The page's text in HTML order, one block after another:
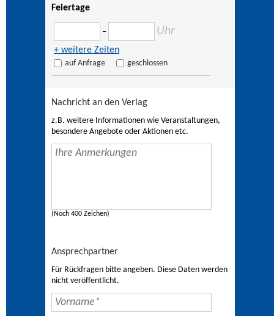
Feiertage
– Uhr
+ weitere Zeiten
auf Anfrage geschlossen
Nachricht an den Verlag
z.B. weitere Informationen wie Veranstaltungen,
besondere Angebote oder Aktionen etc.
(Noch 400 Zeichen)
Ansprechpartner
Für Rückfragen bitte angeben. Diese Daten werden
nicht veröffentlicht.